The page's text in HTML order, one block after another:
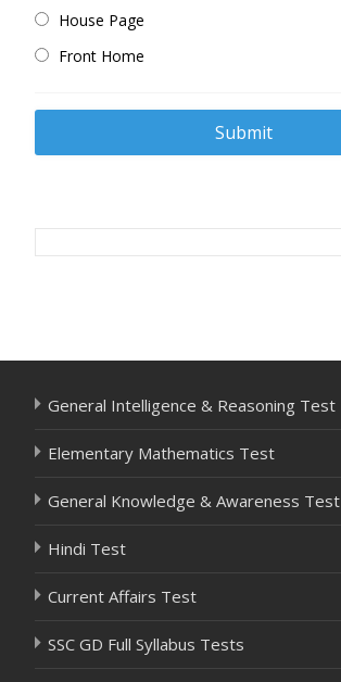
House Page
Front Home
Post
General Intelligence & Reasoning Test
Elementary Mathematics Test
General Knowledge & Awareness Test
Hindi Test
Current Affairs Test
SSC GD Full Syllabus Tests